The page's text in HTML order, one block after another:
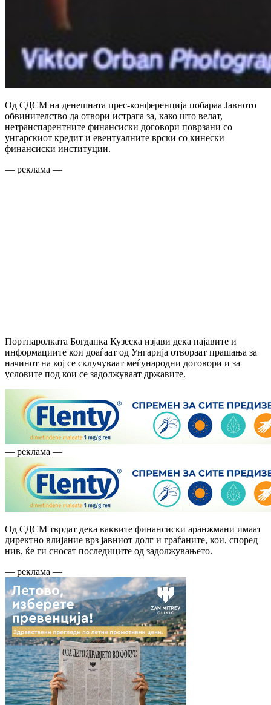
Од СДСМ на денешната прес-конференција побараа Јавното
обвинителство да отвори истрага за, како што велат,
нетранспарентните финансиски договори поврзани со
унгарскиот кредит и евентуалните врски со кинески
финансиски институции.
— реклама —
Портпаролката Богданка Кузеска изјави дека најавите и
информациите кои доаѓаат од Унгарија отвораат прашања за
начинот на кој се склучуваат меѓународни договори и за
условите под кои се задолжуваат државите.
— реклама —
Од СДСМ тврдат дека ваквите финансиски аранжмани имаат
директно влијание врз јавниот долг и граѓаните, кои, според
нив, ќе ги сносат последиците од задолжувањето.
— реклама —